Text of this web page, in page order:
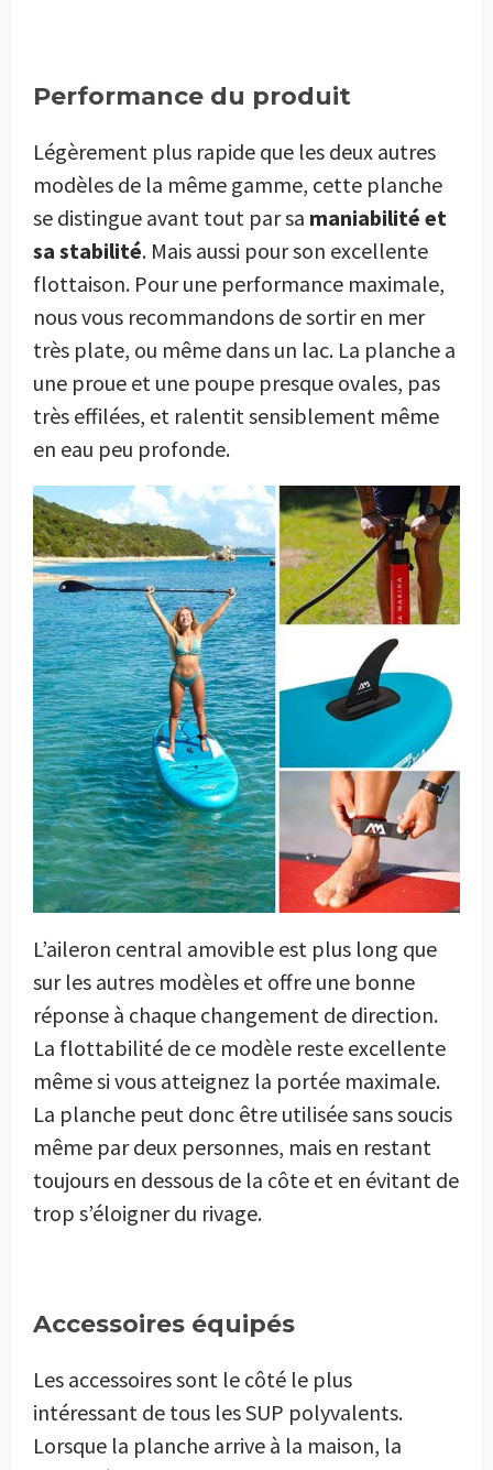
Performance du produit
Légèrement plus rapide que les deux autres
modèles de la même gamme, cette planche
se distingue avant tout par sa maniabilité et
sa stabilité. Mais aussi pour son excellente
flottaison. Pour une performance maximale,
nous vous recommandons de sortir en mer
très plate, ou même dans un lac. La planche a
une proue et une poupe presque ovales, pas
très effilées, et ralentit sensiblement même
en eau peu profonde.
L’aileron central amovible est plus long que
sur les autres modèles et offre une bonne
réponse à chaque changement de direction.
La flottabilité de ce modèle reste excellente
même si vous atteignez la portée maximale.
La planche peut donc être utilisée sans soucis
même par deux personnes, mais en restant
toujours en dessous de la côte et en évitant de
trop s’éloigner du rivage.
Accessoires équipés
Les accessoires sont le côté le plus
intéressant de tous les SUP polyvalents.
Lorsque la planche arrive à la maison, la